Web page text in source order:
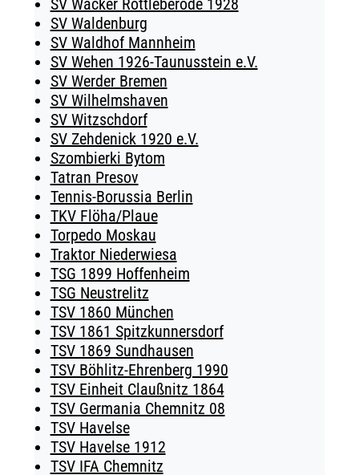
SV Wacker Rottleberode 1928
SV Waldenburg
SV Waldhof Mannheim
SV Wehen 1926-Taunusstein e.V.
SV Werder Bremen
SV Wilhelmshaven
SV Witzschdorf
SV Zehdenick 1920 e.V.
Szombierki Bytom
Tatran Presov
Tennis-Borussia Berlin
TKV Flöha/Plaue
Torpedo Moskau
Traktor Niederwiesa
TSG 1899 Hoffenheim
TSG Neustrelitz
TSV 1860 München
TSV 1861 Spitzkunnersdorf
TSV 1869 Sundhausen
TSV Böhlitz-Ehrenberg 1990
TSV Einheit Claußnitz 1864
TSV Germania Chemnitz 08
TSV Havelse
TSV Havelse 1912
TSV IFA Chemnitz